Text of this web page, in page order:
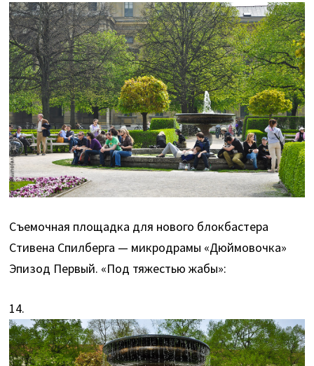
Съемочная площадка для нового блокбастера
Стивена Спилберга — микродрамы «Дюймовочка»
Эпизод Первый. «Под тяжестью жабы»:
14.